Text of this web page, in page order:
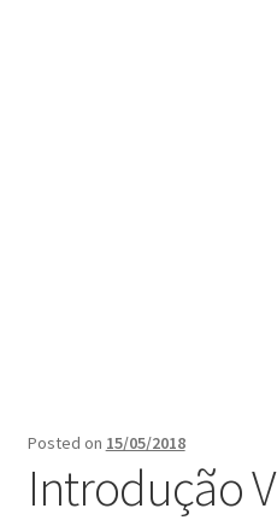
Posted on 15/05/2018
Introdução V